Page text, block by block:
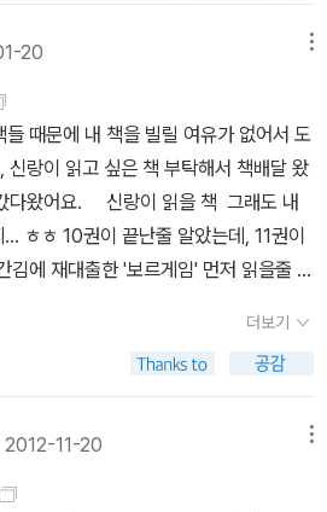
그렇게 자신들에게 유리하도록 왜곡하
불편한 내용이 담겨있어도 열린 마음으
렇게 볼 수도 있겠다,, 그래서 이렇게 더
수 있는, 진정한 역사를 보는 제대로 된
20
때문에 내 책을 빌릴 여유가 없어서 도
신랑이 읽고 싶은 책 부탁해서 책배달 왔
다왔어요. 신랑이 읽을 책 그래도 내
ㅎㅎ 10권이 끝난줄 알았는데, 11권이
에 재대출한 '보르게임' 먼저 읽을줄 알
더보기
2012-11-20